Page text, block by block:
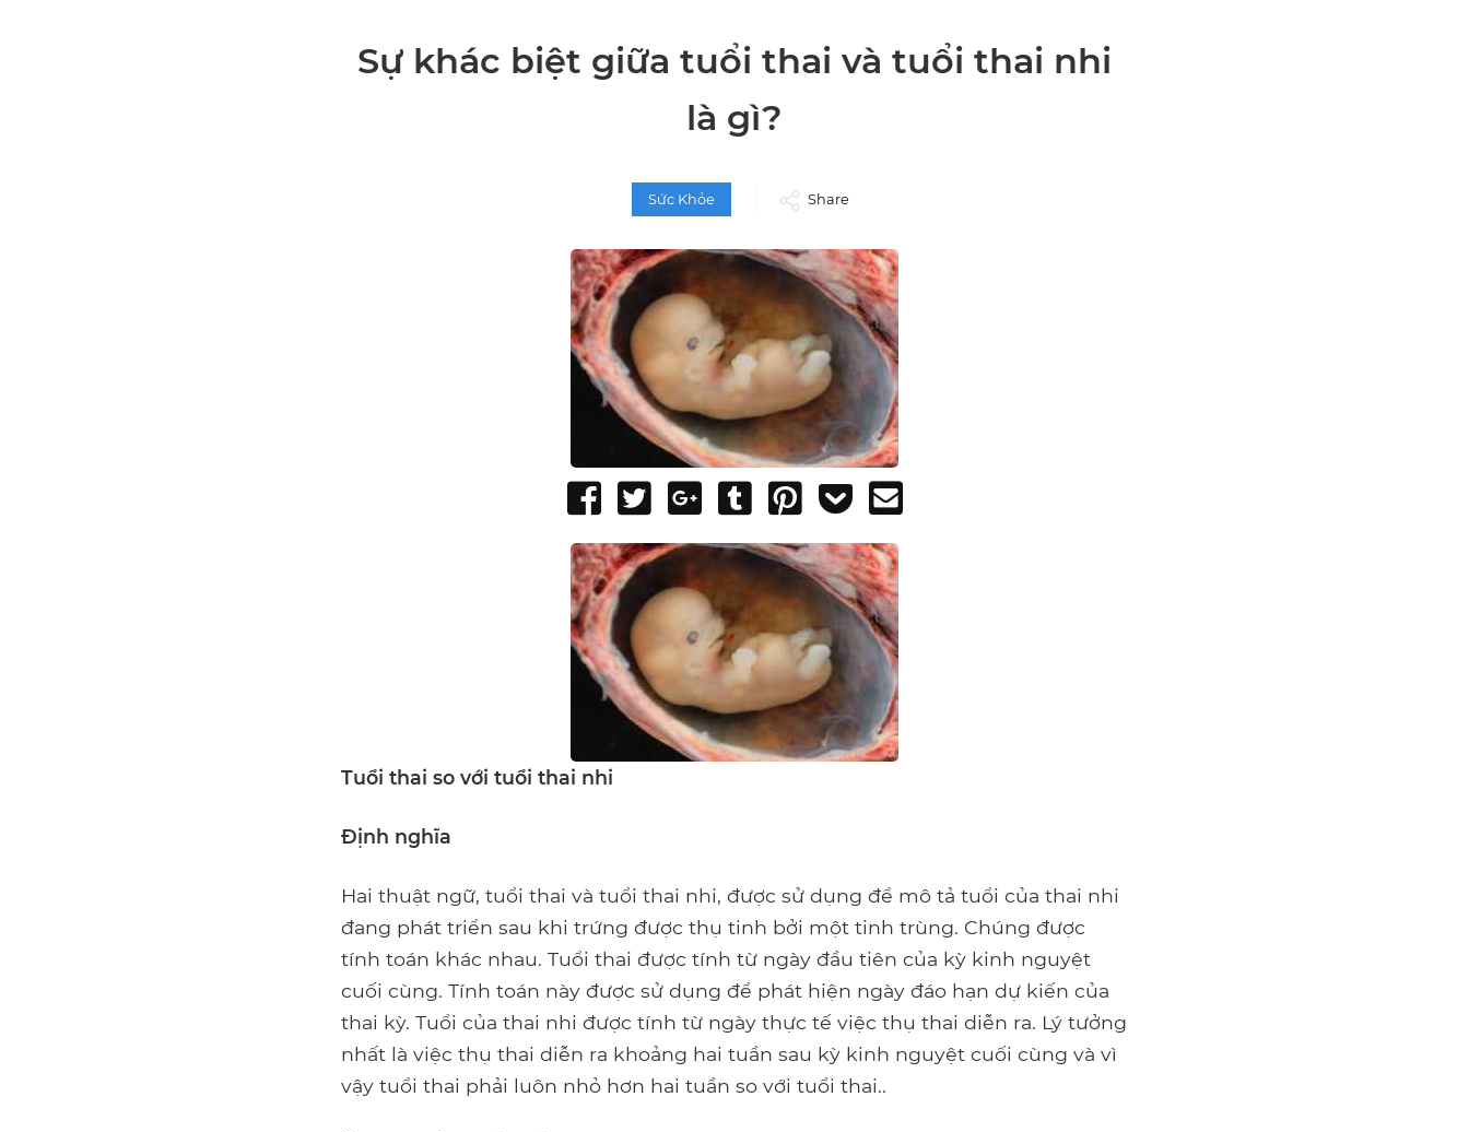
Sự khác biệt giữa tuổi thai và tuổi thai nhi
là gì?
Sức Khỏe Share
Share
Facebook
Tweet
Share
Google+
Post
Tumblr
Pin
Add
Pocket
Tuổi thai so với tuổi thai nhi
Định nghĩa
Hai thuật ngữ, tuổi thai và tuổi thai nhi, được sử dụng để mô tả tuổi của thai nhi
đang phát triển sau khi trứng được thụ tinh bởi một tinh trùng. Chúng được
tính toán khác nhau. Tuổi thai được tính từ ngày đầu tiên của kỳ kinh nguyệt
cuối cùng. Tính toán này được sử dụng để phát hiện ngày đáo hạn dự kiến ​​của
thai kỳ. Tuổi của thai nhi được tính từ ngày thực tế việc thụ thai diễn ra. Lý tưởng
nhất là việc thụ thai diễn ra khoảng hai tuần sau kỳ kinh nguyệt cuối cùng và vì
vậy tuổi thai phải luôn nhỏ hơn hai tuần so với tuổi thai..